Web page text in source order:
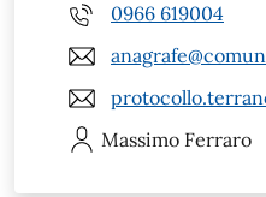
0966 619004
Massimo Ferraro